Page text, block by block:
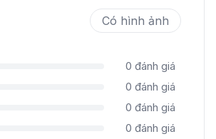
Có hình ảnh
0 đánh giá
0 đánh giá
0 đánh giá
0 đánh giá